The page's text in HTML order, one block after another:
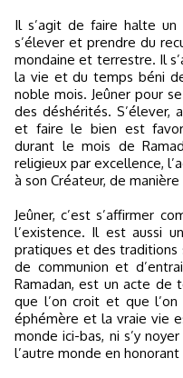
Il s’agit de faire halte un
s’élever et prendre du
mondaine et terrestre. Il
la vie et du temps béni
noble mois. Jeûner pour
des déshérités. S’élever,
et faire le bien est
durant le mois de
religieux par excellence,
à son Créateur, de
Jeûner, c’est s’affirmer
l’existence. Il est aussi
pratiques et des
de communion et
Ramadan, est un acte de
que l’on croit et que
éphémère et la vraie vie
monde ici-bas, ni s’y
l’autre monde en